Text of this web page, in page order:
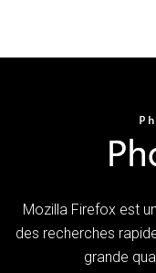
Mozilla Firefox est
des recherches
grande